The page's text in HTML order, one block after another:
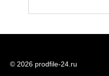
© 2026 prodfile-24.ru